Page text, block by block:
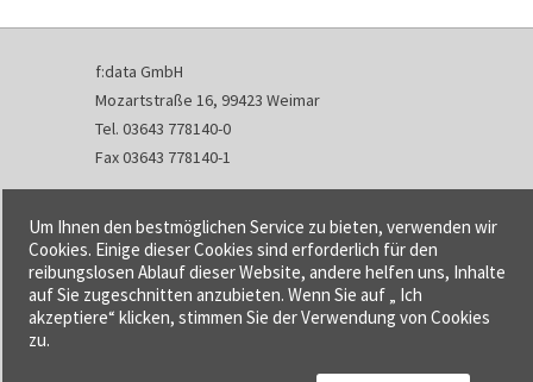
f:data GmbH
Mozartstraße 16, 99423 Weimar
Tel. 03643 778140-0
Fax 03643 778140-1
info@fdata.de
Kontakt
Impressum
Datenschutzerklärung
Urheberrecht und Haftung
Um Ihnen den bestmöglichen Service zu bieten, verwenden wir
Cookies. Einige dieser Cookies sind erforderlich für den
reibungslosen Ablauf dieser Website, andere helfen uns, Inhalte
auf Sie zugeschnitten anzubieten. Wenn Sie auf „ Ich
akzeptiere“ klicken, stimmen Sie der Verwendung von Cookies
zu.